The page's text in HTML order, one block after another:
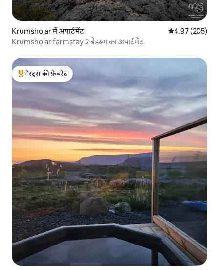
Krumsholar में अपार्टमेंट औसत रेटिंग 5 में से
4.97 (205)
Krumsholar farmstay 2 बेडरूम का अपार्टमेंट
गेस्ट्स का टॉप फ़ेवरेट
गेस्ट्स की फ़ेवरेट